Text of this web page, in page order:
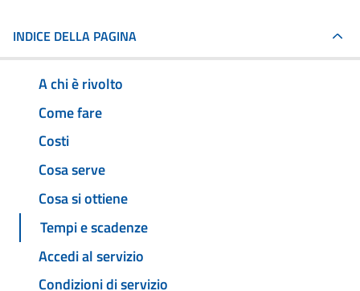
INDICE DELLA PAGINA
A chi è rivolto
Come fare
Costi
Cosa serve
Cosa si ottiene
Tempi e scadenze
Accedi al servizio
Condizioni di servizio